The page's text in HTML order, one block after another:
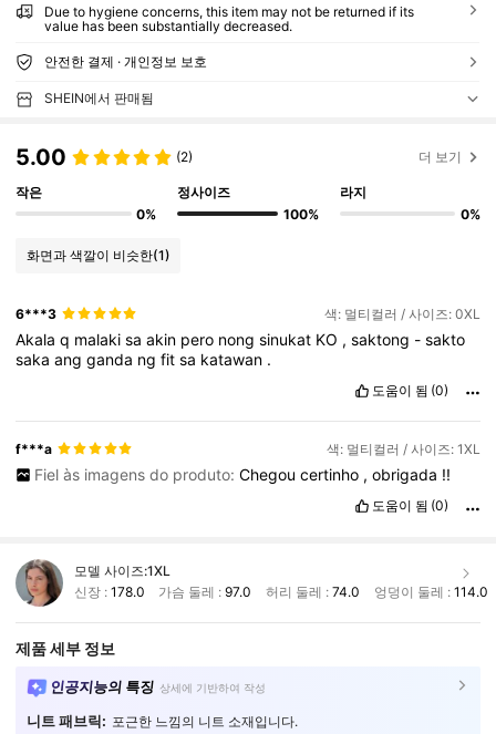
Due to hygiene concerns, this item may not be returned if its
value has been substantially decreased.
안전한 결제 · 개인정보 보호
SHEIN에서 판매됨
5.00 (2) 더 보기
작은
0%
정사이즈
100%
라지
0%
화면과 색깔이 비슷한(1)
6***3 색: 멀티컬러 / 사이즈: 0XL
Akalaq malakisaakin pero nongsinukat KO ,saktong -sakto
sakaangganda ngfitsa katawan .
도움이 됨 (0)
f***a 색: 멀티컬러 / 사이즈: 1XL
Fiel às imagens do produto: Chegou certinho , obrigada !!
도움이 됨 (0)
모델 사이즈:1XL
신장 : 178.0 가슴 둘레 :97.0 허리 둘레 : 74.0 엉덩이 둘레 : 114.0
제품 세부 정보
인공지능의 특징 상세에 기반하여 작성
니트 패브릭: 포근한 느낌의 니트 소재입니다.